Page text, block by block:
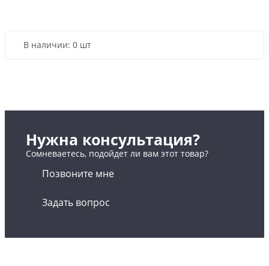
В наличии: 0 шт
Нужна консультация?
Сомневаетесь, подойдет ли вам этот товар?
Позвоните мне
Задать вопрос